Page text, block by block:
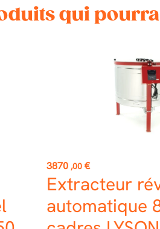
qui
Prix
3870 ,00 €
Extracteur
automatique